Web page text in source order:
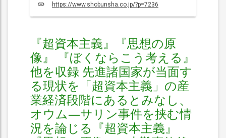
https://www.shobunsha.co.jp/?p=7236
『超資本主義』『思想の原
像』 『ぼくならこう考える』
他を収録 先進諸国家が当面す
る現状を「超資本主義」の産
業経済段階にあるとみなし、
オウム―サリン事件を挟む情
況を論じる『超資本主義』